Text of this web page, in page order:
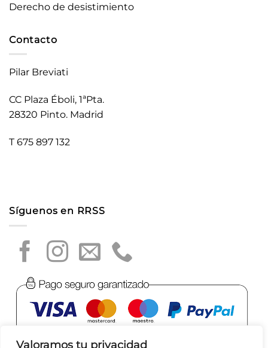
Valoramos tu privacidad
Derecho de desistimiento
Contacto
Pilar Breviati
CC Plaza Éboli, 1ªPta.
28320 Pinto. Madrid
T 675 897 132
Síguenos en RRSS